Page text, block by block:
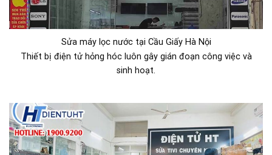
Sửa máy lọc nước tại Cầu Giấy Hà Nội
Thiết bị điện tử hỏng hóc luôn gây gián đoạn công việc và
sinh hoạt.